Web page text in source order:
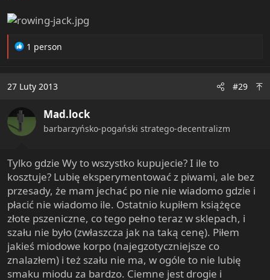
R
t
o
s
1 person
27 Luty 2013 #29
Mad.lock
barbarzyńsko-pogański stratego-decentralizm
Tylko gdzie Wy to wszystko kupujecie? I ile to
kosztuje? Lubię eksperymentować z piwami, ale bez
przesady, że mam jechać po nie nie wiadomo gdzie i
płacić nie wiadomo ile. Ostatnio kupiłem książęce
złote pszeniczne, co tego pełno teraz w sklepach, i
szału nie było (zwłaszcza jak na taką cenę). Piłem
jakieś miodowe korpo (najegzotyczniejsze co
znalazłem) i też szału nie ma, w ogóle to nie lubię
smaku miodu za bardzo. Ciemne jest drogie i